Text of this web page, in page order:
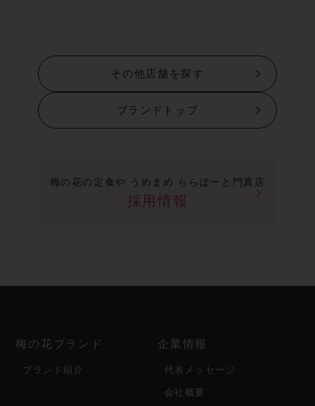
その他店舗を探す
ブランドトップ
梅の花の定食や うめまめ ららぽーと門真店
採用情報
梅の花ブランド
ブランド紹介
企業情報
代表メッセージ
会社概要